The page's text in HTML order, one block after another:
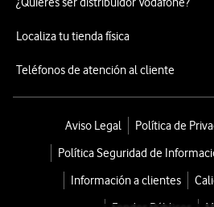
Localiza tu tienda física
Teléfonos de atención al cliente
Aviso Legal
Política de
Política Seguridad de
Información a clientes